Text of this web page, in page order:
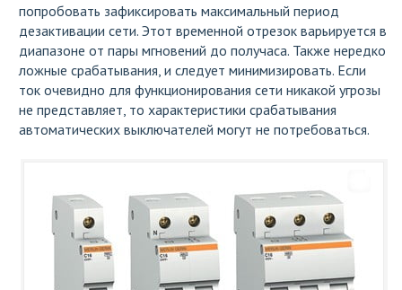
попробовать зафиксировать максимальный период
дезактивации сети. Этот временной отрезок варьируется в
диапазоне от пары мгновений до получаса. Также нередко
ложные срабатывания, и следует минимизировать. Если
ток очевидно для функционирования сети никакой угрозы
не представляет, то характеристики срабатывания
автоматических выключателей могут не потребоваться.